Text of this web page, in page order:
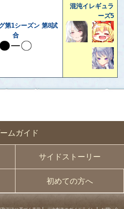
ムガイド
サイドストーリー
初めての方へ
第1シーズン 第8試
合
混沌イレギュラ
ーズ5